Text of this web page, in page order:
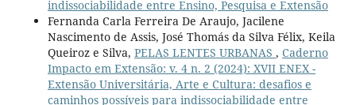
indissociabilidade entre Ensino, Pesquisa e Extensão
Fernanda Carla Ferreira De Araujo, Jacilene
Nascimento de Assis, José Thomás da Silva Félix, Keila
Queiroz e Silva, PELAS LENTES URBANAS , Caderno
Impacto em Extensão: v. 4 n. 2 (2024): XVII ENEX -
Extensão Universitária, Arte e Cultura: desafios e
caminhos possíveis para indissociabilidade entre